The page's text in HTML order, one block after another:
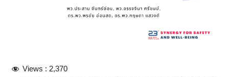
Views : 2,370